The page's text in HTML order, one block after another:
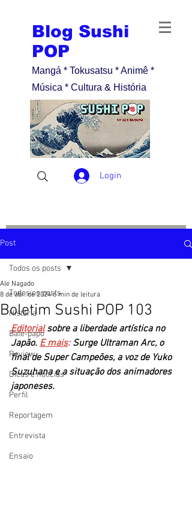
Blog Sushi
POP
Mangá * Tokusatsu * Animê *
Música * Cultura & História
Login
Post
Todos os posts
História
Bate-papo
Review
Dicas e notícias
Perfil
Reportagem
Entrevista
Ensaio
Todos os posts
Boletim Sushi POP 103
Ale Nagado
8 de abr. de 2024 6 min de leitura
Editorial sobre a liberdade artística no
Japão. E mais: Surge Ultraman Arc, o
final de Super Campeões, a voz de Yuko
Suzuhana e a situação dos animadores
japoneses.